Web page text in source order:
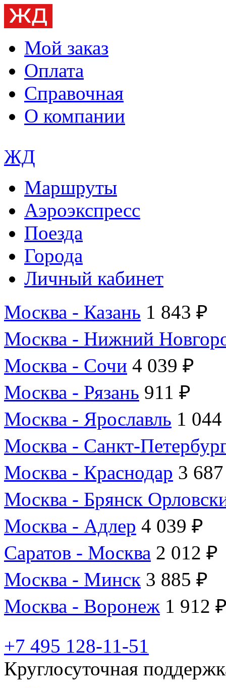
Мой заказ
Оплата
Справочная
О компании
ЖД
Маршруты
Аэроэкспресс
Поезда
Города
Личный кабинет
Москва - Казань 1 843 ₽
Москва - Нижний
Москва - Сочи 4 039 ₽
Москва - Рязань 911 ₽
Москва - Ярославль 1
Москва - Санкт-
Москва - Краснодар 3
Москва - Брянск
Москва - Адлер 4 039 ₽
Саратов - Москва 2 012 ₽
Москва - Минск 3 885 ₽
Москва - Воронеж 1 912
+7 495 128-11-51
Круглосуточная